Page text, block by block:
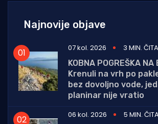
Najnovije objave
07 kol. 2026
3 MIN.
KOBNA POGREŠKA NA
Krenuli na vrh po
bez dovoljno vode,
planinar nije vratio
06 kol. 2026
5 MIN.